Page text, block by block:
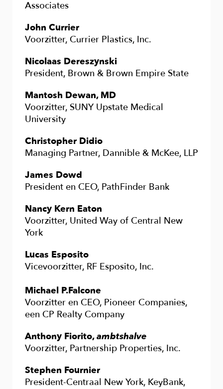
Associates
John Currier
Voorzitter, Currier Plastics, Inc.
Nicolaas Dereszynski
President, Brown & Brown Empire State
Mantosh Dewan, MD
Voorzitter, SUNY Upstate Medical
University
Christopher Didio
Managing Partner, Dannible & McKee, LLP
James Dowd
President en CEO, PathFinder Bank
Nancy Kern Eaton
Voorzitter, United Way of Central New
York
Lucas Esposito
Vicevoorzitter, RF Esposito, Inc.
Michael P.Falcone
Voorzitter en CEO, Pioneer Companies,
een CP Realty Company
Anthony Fiorito,ambtshalve
Voorzitter, Partnership Properties, Inc.
Stephen Fournier
President-Centraal New York, KeyBank,